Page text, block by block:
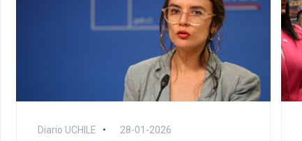
Diario UCHILE 28-01-2026